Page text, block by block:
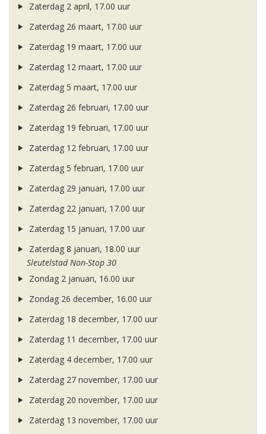
Zaterdag 2 april, 17.00 uur
Zaterdag 26 maart, 17.00 uur
Zaterdag 19 maart, 17.00 uur
Zaterdag 12 maart, 17.00 uur
Zaterdag 5 maart, 17.00 uur
Zaterdag 26 februari, 17.00 uur
Zaterdag 19 februari, 17.00 uur
Zaterdag 12 februari, 17.00 uur
Zaterdag 5 februari, 17.00 uur
Zaterdag 29 januari, 17.00 uur
Zaterdag 22 januari, 17.00 uur
Zaterdag 15 januari, 17.00 uur
Zaterdag 8 januari, 18.00 uur
Sleutelstad Non-Stop 30
Zondag 2 januari, 16.00 uur
Zondag 26 december, 16.00 uur
Zaterdag 18 december, 17.00 uur
Zaterdag 11 december, 17.00 uur
Zaterdag 4 december, 17.00 uur
Zaterdag 27 november, 17.00 uur
Zaterdag 20 november, 17.00 uur
Zaterdag 13 november, 17.00 uur